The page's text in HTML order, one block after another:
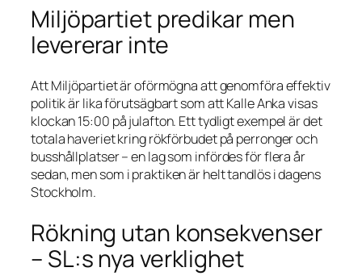
Miljöpartiet predikar men
levererar inte
Att Miljöpartiet är oförmögna att genomföra effektiv
politik är lika förutsägbart som att Kalle Anka visas
klockan 15:00 på julafton. Ett tydligt exempel är det
totala haveriet kring rökförbudet på perronger och
busshållplatser – en lag som infördes för flera år
sedan, men som i praktiken är helt tandlös i dagens
Stockholm.
Rökning utan konsekvenser
– SL:s nya verklighet